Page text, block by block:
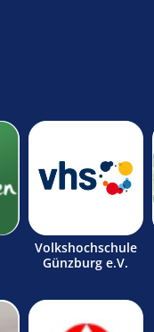
Volkshochschule
Günzburg e.V.